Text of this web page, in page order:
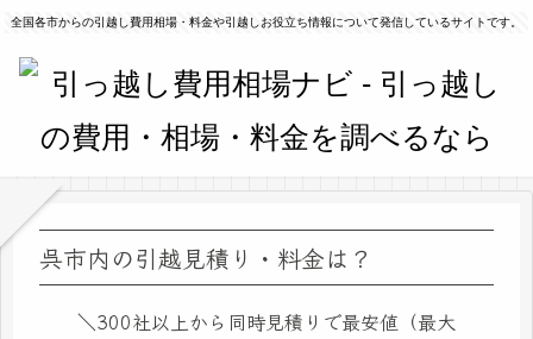
全国各市からの引越し費用相場・料金や引越しお役立ち情報について発信しているサイトです。
呉市内の引越見積り・料金は？
＼300社以上から同時見積りで最安値（最大